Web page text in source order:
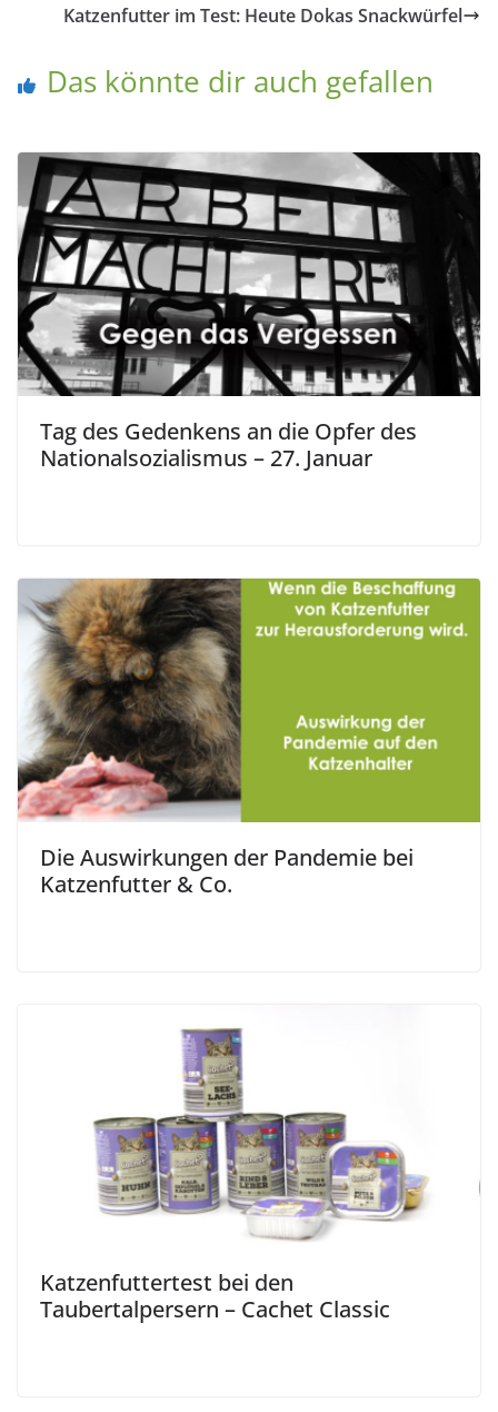
Katzenfutter im Test: Heute Dokas Snackwürfel
Das könnte dir auch gefallen
Tag des Gedenkens an die Opfer des
Nationalsozialismus – 27. Januar
Die Auswirkungen der Pandemie bei
Katzenfutter & Co.
Katzenfuttertest bei den
Taubertalpersern – Cachet Classic